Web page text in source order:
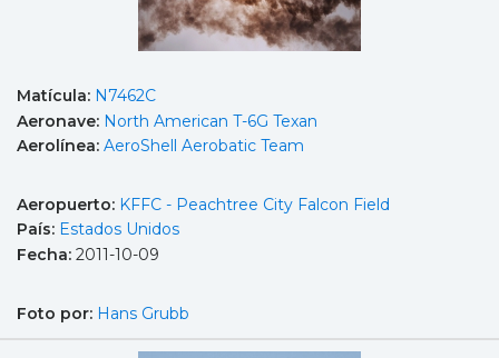
Matícula: N7462C
Aeronave: North American T-6G Texan
Aerolínea: AeroShell Aerobatic Team
Aeropuerto: KFFC - Peachtree City Falcon Field
País: Estados Unidos
Fecha: 2011-10-09
Foto por: Hans Grubb